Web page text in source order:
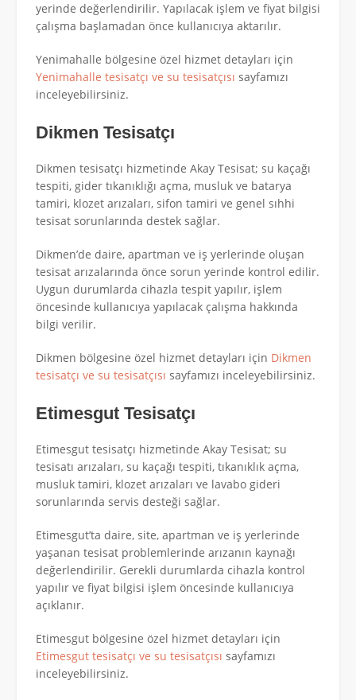
yerinde değerlendirilir. Yapılacak işlem ve fiyat bilgisi
çalışma başlamadan önce kullanıcıya aktarılır.
Yenimahalle bölgesine özel hizmet detayları için
Yenimahalle tesisatçı ve su tesisatçısı sayfamızı
inceleyebilirsiniz.
Dikmen Tesisatçı
Dikmen tesisatçı hizmetinde Akay Tesisat; su kaçağı
tespiti, gider tıkanıklığı açma, musluk ve batarya
tamiri, klozet arızaları, sifon tamiri ve genel sıhhi
tesisat sorunlarında destek sağlar.
Dikmen’de daire, apartman ve iş yerlerinde oluşan
tesisat arızalarında önce sorun yerinde kontrol edilir.
Uygun durumlarda cihazla tespit yapılır, işlem
öncesinde kullanıcıya yapılacak çalışma hakkında
bilgi verilir.
Dikmen bölgesine özel hizmet detayları için Dikmen
tesisatçı ve su tesisatçısı sayfamızı inceleyebilirsiniz.
Etimesgut Tesisatçı
Etimesgut tesisatçı hizmetinde Akay Tesisat; su
tesisatı arızaları, su kaçağı tespiti, tıkanıklık açma,
musluk tamiri, klozet arızaları ve lavabo gideri
sorunlarında servis desteği sağlar.
Etimesgut’ta daire, site, apartman ve iş yerlerinde
yaşanan tesisat problemlerinde arızanın kaynağı
değerlendirilir. Gerekli durumlarda cihazla kontrol
yapılır ve fiyat bilgisi işlem öncesinde kullanıcıya
açıklanır.
Etimesgut bölgesine özel hizmet detayları için
Etimesgut tesisatçı ve su tesisatçısı sayfamızı
inceleyebilirsiniz.